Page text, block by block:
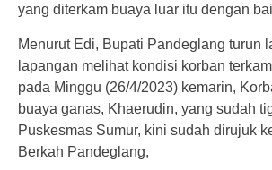
yang diterkam buaya luar itu dengan
Menurut Edi, Bupati Pandeglang turun
lapangan melihat kondisi korban
pada Minggu (26/4/2023) kemarin,
buaya ganas, Khaerudin, yang sudah
Puskesmas Sumur, kini sudah dirujuk
Berkah Pandeglang,